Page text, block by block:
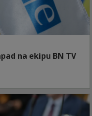
na ekipu BN TV